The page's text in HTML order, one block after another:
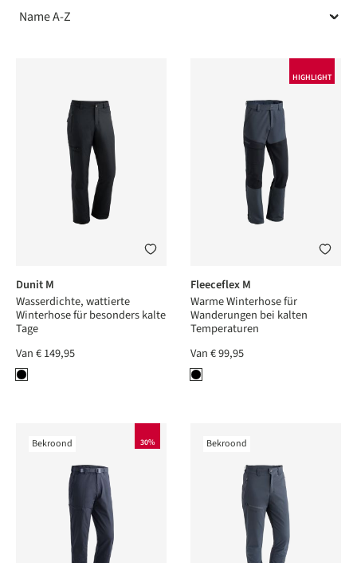
Dunit M
Wasserdichte, wattierte
Winterhose für besonders kalte
Tage
Van€ 149,95
HIGHLIGHT
Fleeceflex M
Warme Winterhose für
Wanderungen bei kalten
Temperaturen
Van€ 99,95
30%
Bekroond Bekroond